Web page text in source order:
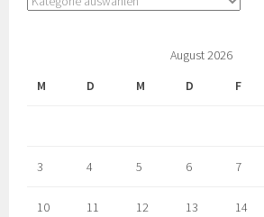
August 2026
M
D M D F
3 4 5 6 7
10 11 12 13 14